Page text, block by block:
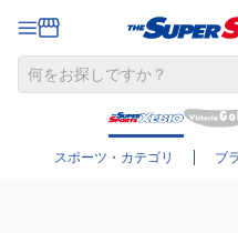
スポーツ・カテゴリ ブ
さ